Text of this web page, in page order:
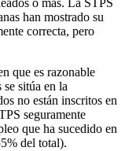
o más. La STPS
han mostrado su
correcta, pero
que es razonable
se sitúa en la
no están inscritos en
seguramente
que ha sucedido en
del total).